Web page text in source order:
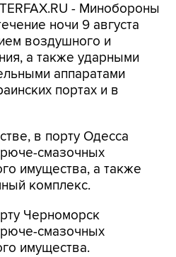
- Минобороны
ночи 9 августа
воздушного и
а также ударными
аппаратами
портах и в
в порту Одесса
смазочных
имущества, а также
комплекс.
Черноморск
смазочных
имущества.